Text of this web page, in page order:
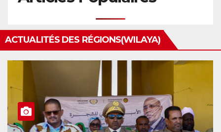
ACTUALITÉS DES RÉGIONS(WILAYA)